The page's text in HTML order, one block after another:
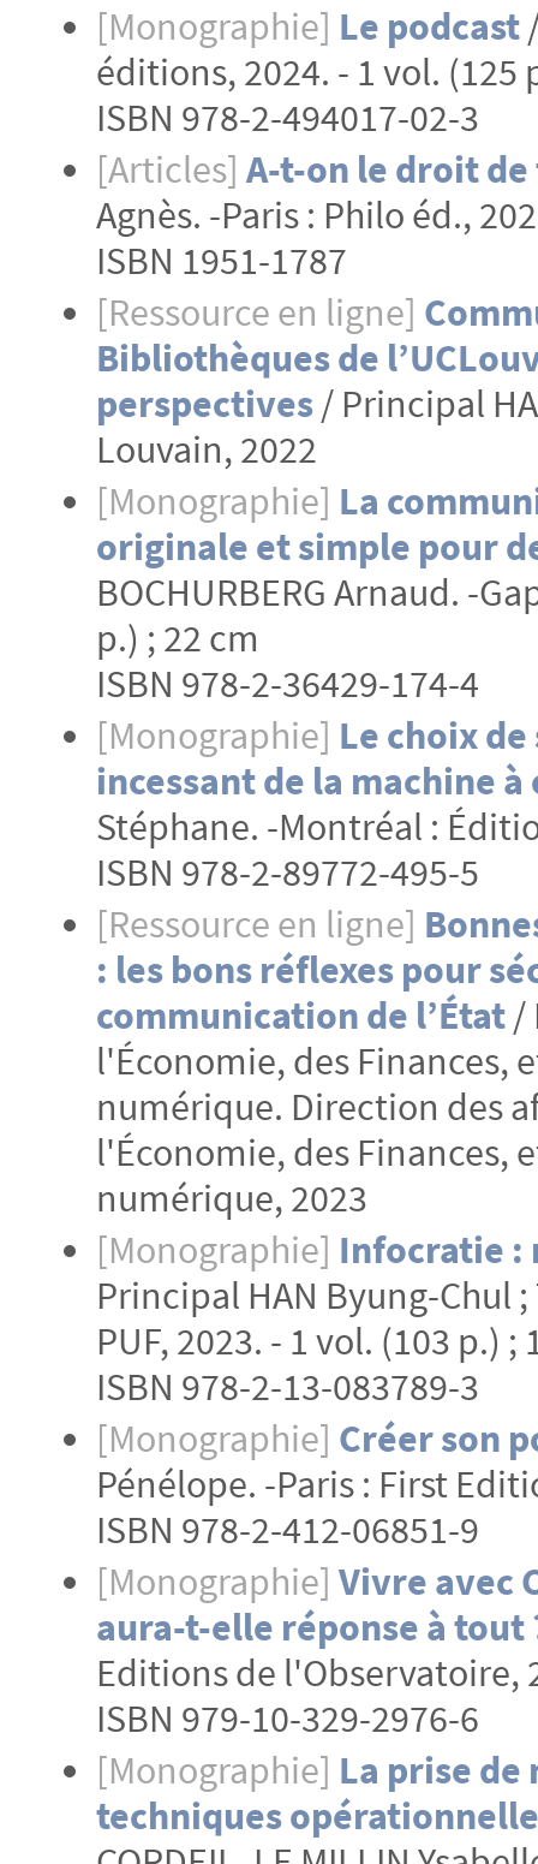
[Monographie] Le podcast
éditions, 2024. - 1 vol. (125
ISBN 978-2-494017-02-3
[Articles] A-t-on le droit
Agnès. -Paris : Philo éd.,
ISBN 1951-1787
[Ressource en ligne]
Bibliothèques de
perspectives/ Principal
Louvain, 2022
[Monographie] La
originale et simple pour
BOCHURBERG Arnaud. -
p.) ; 22 cm
ISBN 978-2-36429-174-4
[Monographie] Le choix
incessant de la machine
Stéphane. -Montréal :
ISBN 978-2-89772-495-5
[Ressource en ligne]
: les bons réflexes pour
communication de l’État/
l'Économie, des Finances,
numérique. Direction des
l'Économie, des Finances,
numérique, 2023
[Monographie] Infocratie :
Principal HAN Byung-Chul
PUF, 2023. - 1 vol. (103 p.) ;
ISBN 978-2-13-083789-3
[Monographie] Créer son
Pénélope. -Paris : First
ISBN 978-2-412-06851-9
[Monographie] Vivre avec
aura-t-elle réponse à tout
Editions de l'Observatoire,
ISBN 979-10-329-2976-6
[Monographie] La prise de
techniques